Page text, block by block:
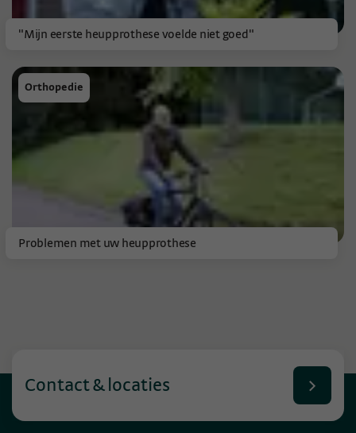
"Mijn eerste heupprothese voelde niet goed"
Problemen met uw heupprothese
Orthopedie
Contact & locaties